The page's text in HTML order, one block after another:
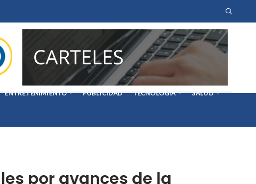
ENTRETENIMIENTO PUBLICIDAD TECNOLOGÍA SALUD
por avances de la